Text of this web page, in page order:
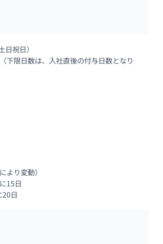
祝日）
下限日数は、入社直後の付与日数となり
より変動）
15日
20日